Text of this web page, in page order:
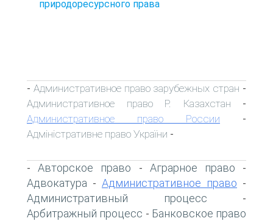
природоресурсного права
- Административное право зарубежных стран -
Административное право Р. Казахстан -
Административное право России -
Адміністративне право України -
-Авторское право - Аграрное право -
Адвокатура - Административное право -
Административный процесс -
Арбитражный процесс - Банковское право